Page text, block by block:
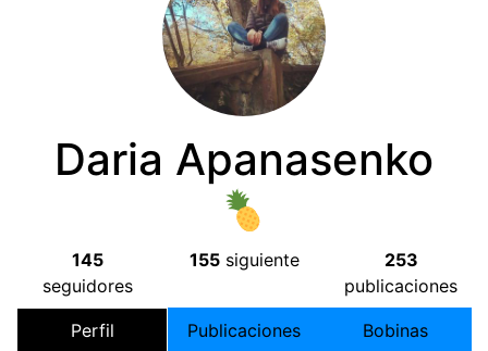
Daria Apanasenko
145
seguidores
155siguiente
253
publicaciones
Perfil Publicaciones Bobinas